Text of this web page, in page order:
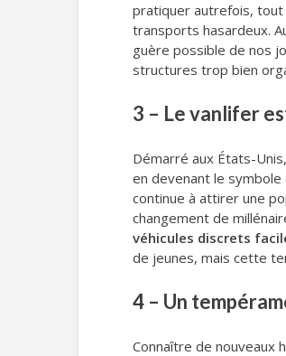
pratiquer autrefois, tout
transports hasardeux.
guère possible de nos
structures trop bien
3 – Le vanlifer
Démarré aux États-
en devenant le
continue à attirer une
changement de
véhicules discrets
de jeunes, mais cette
4 – Un
Connaître de nouveaux